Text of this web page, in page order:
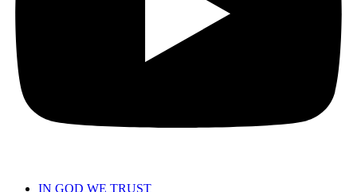
IN GOD WE TRUST